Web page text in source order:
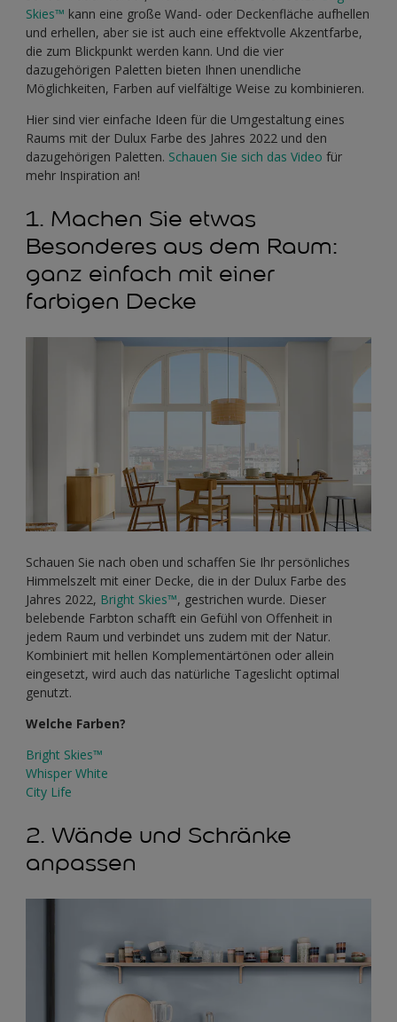
Skies™ kann eine große Wand- oder Deckenfläche aufhellen
und erhellen, aber sie ist auch eine effektvolle Akzentfarbe,
die zum Blickpunkt werden kann. Und die vier
dazugehörigen Paletten bieten Ihnen unendliche
Möglichkeiten, Farben auf vielfältige Weise zu kombinieren.
Hier sind vier einfache Ideen für die Umgestaltung eines
Raums mit der Dulux Farbe des Jahres 2022 und den
dazugehörigen Paletten. Schauen Sie sich das Video für
mehr Inspiration an!
1. Machen Sie etwas
Besonderes aus dem Raum:
ganz einfach mit einer
farbigen Decke
Schauen Sie nach oben und schaffen Sie Ihr persönliches
Himmelszelt mit einer Decke, die in der Dulux Farbe des
Jahres 2022, Bright Skies™, gestrichen wurde. Dieser
belebende Farbton schafft ein Gefühl von Offenheit in
jedem Raum und verbindet uns zudem mit der Natur.
Kombiniert mit hellen Komplementärtönen oder allein
eingesetzt, wird auch das natürliche Tageslicht optimal
genutzt.
Welche Farben?
Bright Skies™
Whisper White
City Life
2. Wände und Schränke
anpassen